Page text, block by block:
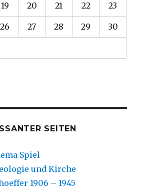
19 20 21 22 23
26 27 28 29 30
SEITEN
Spiel
und Kirche
1906 – 1945